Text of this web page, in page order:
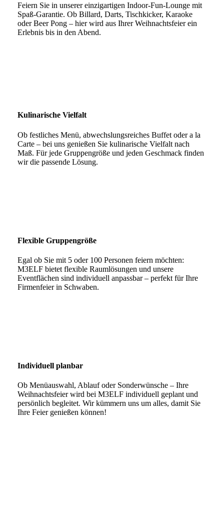
Feiern Sie in unserer einzigartigen Indoor-Fun-Lounge mit
Spaß-Garantie. Ob Billard, Darts, Tischkicker, Karaoke
oder Beer Pong – hier wird aus Ihrer Weihnachtsfeier ein
Erlebnis bis in den Abend.
Kulinarische Vielfalt
Ob festliches Menü, abwechslungsreiches Buffet oder a la
Carte – bei uns genießen Sie kulinarische Vielfalt nach
Maß. Für jede Gruppengröße und jeden Geschmack finden
wir die passende Lösung.
Flexible Gruppengröße
Egal ob Sie mit 5 oder 100 Personen feiern möchten:
M3ELF bietet flexible Raumlösungen und unsere
Eventflächen sind individuell anpassbar – perfekt für Ihre
Firmenfeier in Schwaben.
Individuell planbar
Ob Menüauswahl, Ablauf oder Sonderwünsche – Ihre
Weihnachtsfeier wird bei M3ELF individuell geplant und
persönlich begleitet. Wir kümmern uns um alles, damit Sie
Ihre Feier genießen können!